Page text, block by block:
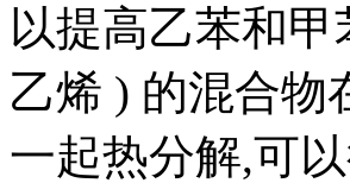
以提高乙苯和
乙烯 ) 的混合物
一起热分解,可